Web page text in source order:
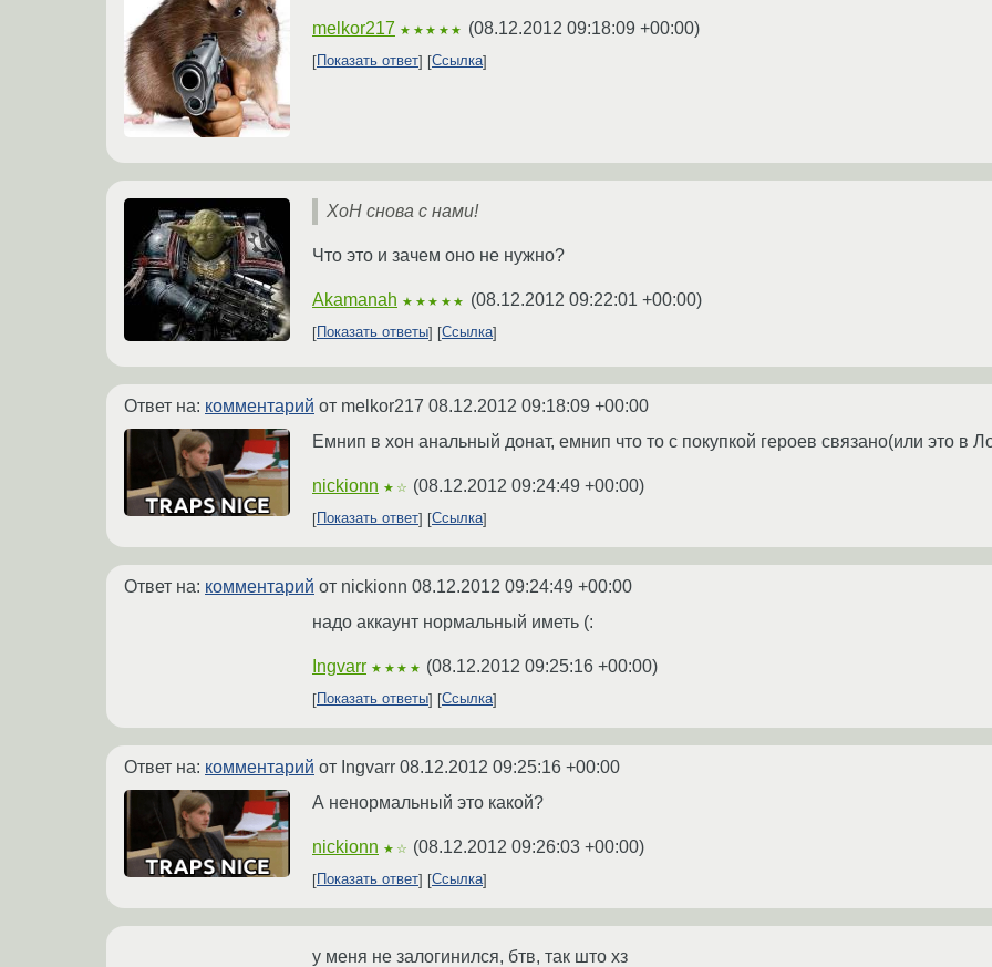
melkor217 ★★★★★ (08.12.2012 09:18:09 +00:00)
Показать ответ Ссылка
ХоН снова с нами!
Что это и зачем оно не нужно?
Akamanah ★★★★★ (08.12.2012 09:22:01 +00:00)
Показать ответы Ссылка
Ответ на: комментарий от melkor217 08.12.2012 09:18:09 +00:00
Емнип в хон анальный донат, емнип что то с покупкой героев связано(или это в
nickionn ★☆ (08.12.2012 09:24:49 +00:00)
Показать ответ Ссылка
Ответ на: комментарий от nickionn 08.12.2012 09:24:49 +00:00
надо аккаунт нормальный иметь (:
Ingvarr ★★★★ (08.12.2012 09:25:16 +00:00)
Показать ответы Ссылка
Ответ на: комментарий от Ingvarr 08.12.2012 09:25:16 +00:00
А ненормальный это какой?
nickionn ★☆ (08.12.2012 09:26:03 +00:00)
Показать ответ Ссылка
у меня не залогинился, бтв, так што хз